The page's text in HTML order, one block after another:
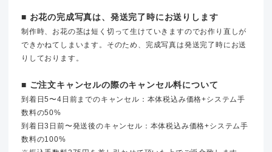
■ お花の完成写真は、発送完了時にお送りします
制作時、お花の茎は短く切って生けていきますのでお作り直しが
できかねてしまいます。そのため、完成写真は発送完了時にお送
りしております。
■ ご注文キャンセルの際のキャンセル料について
到着日5〜4日前までのキャンセル：本体税込み価格+システム手
数料の50%
到着日3日前〜発送後のキャンセル：本体税込み価格+システム手
数料の100%